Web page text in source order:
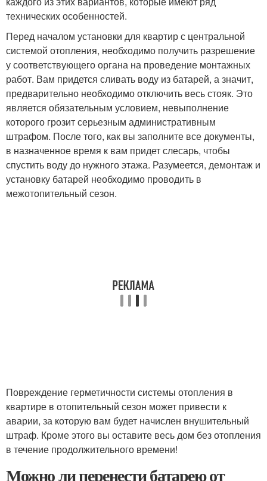
технических особенностей.
Перед началом установки для квартир с центральной
системой отопления, необходимо получить разрешение
у соответствующего органа на проведение монтажных
работ. Вам придется сливать воду из батарей, а значит,
предварительно необходимо отключить весь стояк. Это
является обязательным условием, невыполнение
которого грозит серьезным административным
штрафом. После того, как вы заполните все документы,
в назначенное время к вам придет слесарь, чтобы
спустить воду до нужного этажа. Разумеется, демонтаж и
установку батарей необходимо проводить в
межотопительный сезон.
Повреждение герметичности системы отопления в
квартире в отопительный сезон может привести к
аварии, за которую вам будет начислен внушительный
штраф. Кроме этого вы оставите весь дом без отопления
в течение продолжительного времени!
Можно ли перенести батарею от